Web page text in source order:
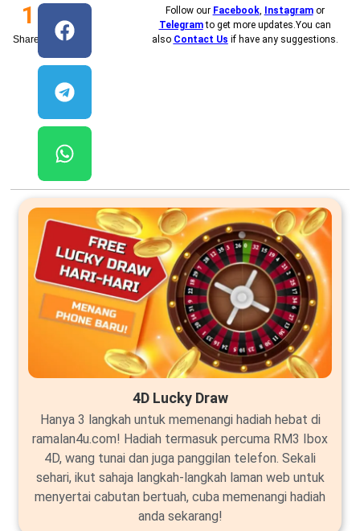
Shares
1 Follow our Facebook, Instagram or
Telegramto get more updates.You can
also Contact Us if have any suggestions.
4D Lucky Draw
Hanya 3 langkah untuk memenangi hadiah hebat di
ramalan4u.com! Hadiah termasuk percuma RM3 Ibox
4D, wang tunai dan juga panggilan telefon. Sekali
sehari, ikut sahaja langkah-langkah laman web untuk
menyertai cabutan bertuah, cuba memenangi hadiah
anda sekarang!